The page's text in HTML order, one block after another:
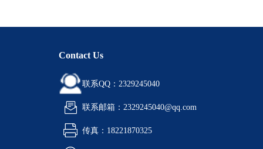
Contact Us
联系QQ：2329245040
联系邮箱：2329245040@qq.com
传真：18221870325